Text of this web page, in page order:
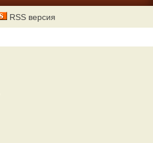
RSS версия